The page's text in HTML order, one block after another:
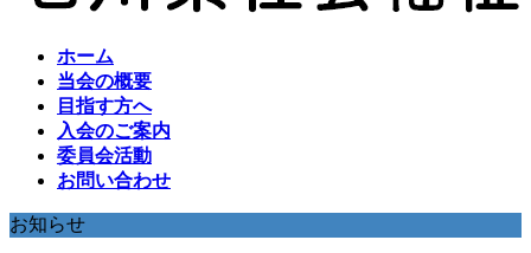
ホーム
当会の概要
目指す方へ
入会のご案内
委員会活動
お問い合わせ
お知らせ